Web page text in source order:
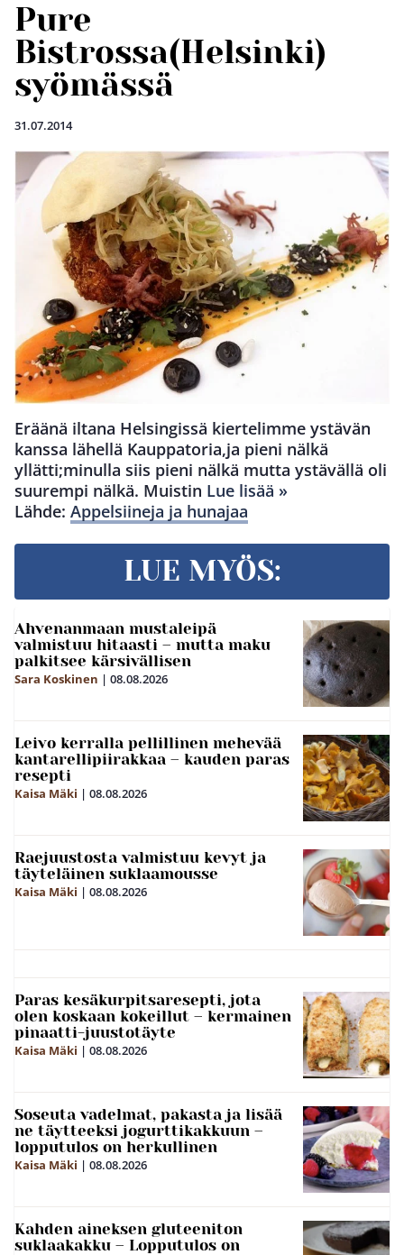
Pure
Bistrossa(Helsinki)
syömässä
31.07.2014
Eräänä iltana Helsingissä kiertelimme ystävän
kanssa lähellä Kauppatoria,ja pieni nälkä
yllätti;minulla siis pieni nälkä mutta ystävällä oli
suurempi nälkä. Muistin Lue lisää »
Lähde: Appelsiineja ja hunajaa
LUE MYÖS:
Ahvenanmaan mustaleipä
valmistuu hitaasti – mutta maku
palkitsee kärsivällisen
Sara Koskinen | 08.08.2026
Leivo kerralla pellillinen mehevää
kantarellipiirakkaa – kauden paras
resepti
Kaisa Mäki | 08.08.2026
Raejuustosta valmistuu kevyt ja
täyteläinen suklaamousse
Kaisa Mäki | 08.08.2026
Paras kesäkurpitsaresepti, jota
olen koskaan kokeillut – kermainen
pinaatti-juustotäyte
Kaisa Mäki | 08.08.2026
Soseuta vadelmat, pakasta ja lisää
ne täytteeksi jogurttikakkuun –
lopputulos on herkullinen
Kaisa Mäki | 08.08.2026
Kahden aineksen gluteeniton
suklaakakku – Lopputulos on